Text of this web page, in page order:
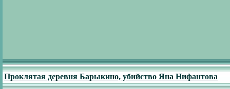
Проклятая деревня Барыкино, убийство Яна Нифантова